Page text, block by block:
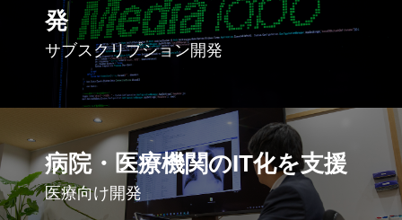
発
サブスクリプション開発
病院・医療機関のIT化を支援
医療向け開発